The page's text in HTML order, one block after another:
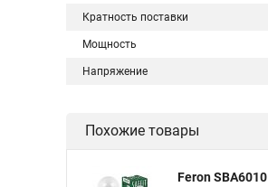
Кратность поставки
Мощность
Напряжение
Похожие товары
Feron